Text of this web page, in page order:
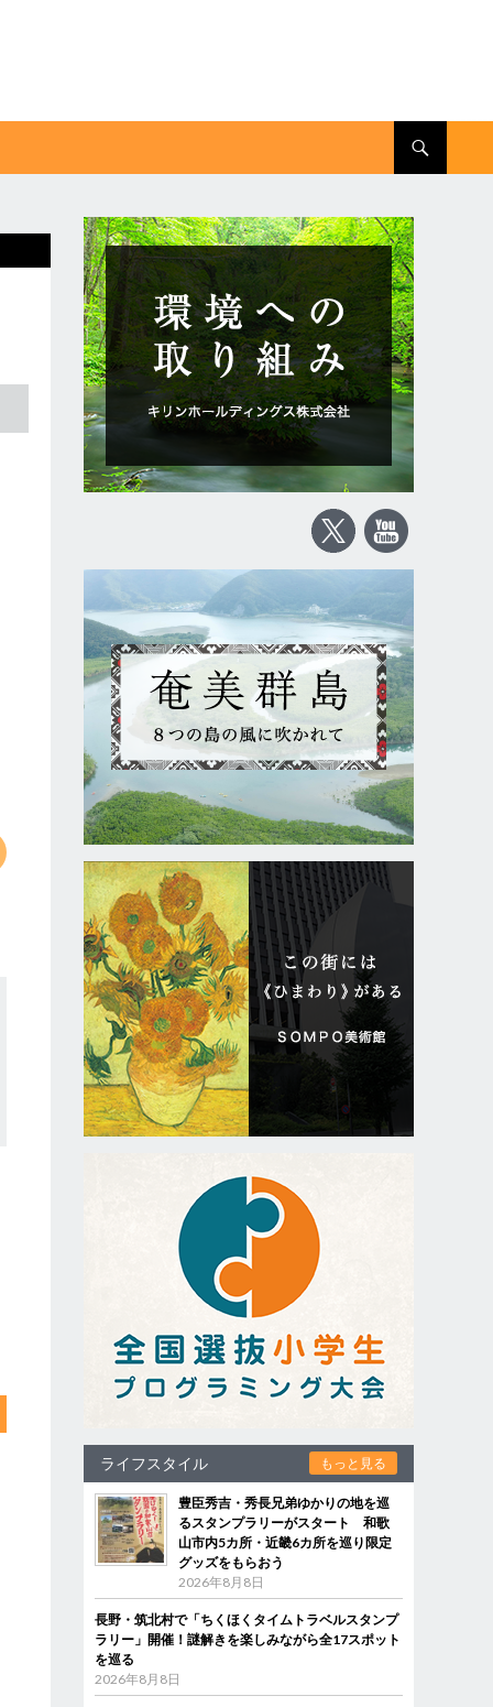
ライフスタイル もっと見る
豊臣秀吉・秀長兄弟ゆかりの地を巡
るスタンプラリーがスタート 和歌
山市内5カ所・近畿6カ所を巡り限定
グッズをもらおう
2026年8月8日
長野・筑北村で「ちくほくタイムトラベルスタンプ
ラリー」開催！謎解きを楽しみながら全17スポット
を巡る
2026年8月8日